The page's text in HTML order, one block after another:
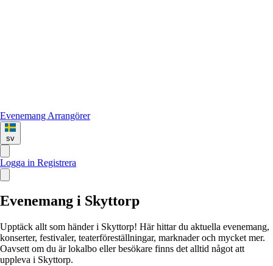
Evenemang Arrangörer
sv
Logga in Registrera
Evenemang i Skyttorp
Upptäck allt som händer i Skyttorp! Här hittar du aktuella evenemang,
konserter, festivaler, teaterföreställningar, marknader och mycket mer.
Oavsett om du är lokalbo eller besökare finns det alltid något att
uppleva i Skyttorp.